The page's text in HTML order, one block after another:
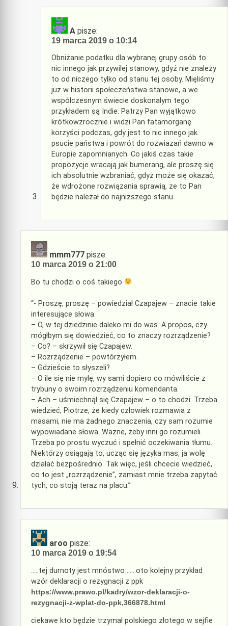
A pisze:
19 marca 2019 o 10:14
Obniżanie podatku dla wybranej grupy osób to
nic innego jak przywilej stanowy, gdyż nie znależy
to od niczego tylko od stanu tej osoby. Mięliśmy
już w historii społeczeństwa stanowe, a we
współczesnym świecie doskonałym tego
przykładem są Indie. Patrzy Pan wyjątkowo
krótkowzrocznie i widzi Pan fatamorganę
korzyści podczas, gdy jest to nic innego jak
psucie państwa i powrót do rozwiazań dawno w
Europie zapomnianych. Co jakiś czas takie
propozycje wracają jak bumerang, ale proszę się
ich absolutnie wzbraniać, gdyż może się okazać,
że wdrożone rozwiązania sprawią, ze to Pan
będzie należał do najniższego stanu.
mmm777 pisze:
10 marca 2019 o 21:00
Bo tu chodzi o coś takiego
.
“- Proszę, proszę – powiedział Czapajew – znacie takie
interesujące słowa.
– O, w tej dziedzinie daleko mi do was. A propos, czy
mógłbym się dowiedzieć, co to znaczy rozrządzenie?
– Co? – skrzywił się Czapajew.
– Rozrządzenie – powtórzyłem.
– Gdzieście to słyszeli?
– O ile się nie mylę, wy sami dopiero co mówiliście z
trybuny o swoim rozrządzeniu komendanta.
– Ach – uśmiechnął się Czapajew – o to chodzi. Trzeba
wiedzieć, Piotrze, że kiedy człowiek rozmawia z
masami, nie ma żadnego znaczenia, czy sam rozumie
wypowiadane słowa. Ważne, żeby inni go rozumieli.
Trzeba po prostu wyczuć i spełnić oczekiwania tłumu.
Niektórzy osiągają to, ucząc się języka mas, ja wolę
działać bezpośrednio. Tak więc, jeśli chcecie wiedzieć,
co to jest „rozrządzenie”, zamiast mnie trzeba zapytać
tych, co stoją teraz na placu.”
aroo pisze:
10 marca 2019 o 19:54
…..tej durnoty jest mnóstwo ……oto kolejny przykład
wzór deklaracji o rezygnacji z ppk
https://www.prawo.pl/kadry/wzor-deklaracji-o-
rezygnacji-z-wplat-do-ppk,366878.html
ciekawe kto będzie trzymał polskiego złotego w sejfie